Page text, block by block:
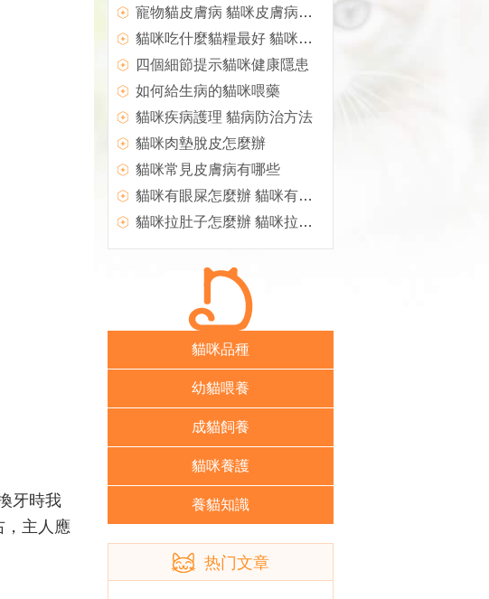
牙時我
，主人應
寵物貓皮膚病 貓咪皮膚病有哪些
貓咪吃什麼貓糧最好 貓咪貓糧分類
四個細節提示貓咪健康隱患
如何給生病的貓咪喂藥
貓咪疾病護理 貓病防治方法
貓咪肉墊脫皮怎麼辦
貓咪常見皮膚病有哪些
貓咪有眼屎怎麼辦 貓咪有眼屎治療方法
貓咪拉肚子怎麼辦 貓咪拉肚子應對方法
貓咪品種
幼貓喂養
成貓飼養
貓咪養護
養貓知識
热门文章